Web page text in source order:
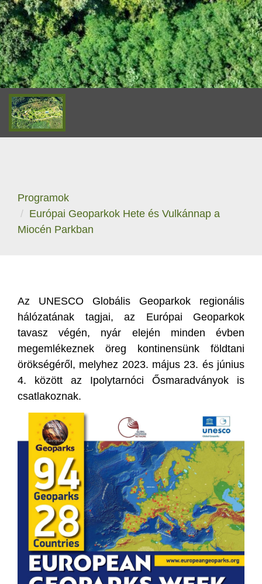
Programok
Európai Geoparkok Hete és Vulkánnap a
Miocén Parkban
Az UNESCO Globális Geoparkok regionális
hálózatának tagjai, az Európai Geoparkok
tavasz végén, nyár elején minden évben
megemlékeznek öreg kontinensünk földtani
örökségéről, melyhez 2023. május 23. és június
4. között az Ipolytarnóci Ősmaradványok is
csatlakoznak.